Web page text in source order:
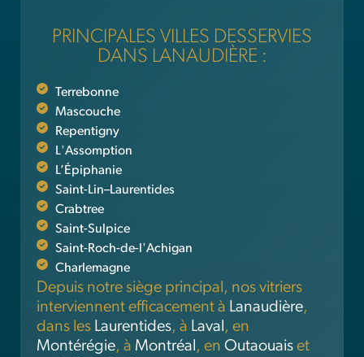
PRINCIPALES VILLES DESSERVIES
DANS LANAUDIÈRE :
Terrebonne
Mascouche
Repentigny
L'Assomption
L’Épiphanie
Saint-Lin–Laurentides
Crabtree
Saint-Sulpice
Saint-Roch-de-l'Achigan
Charlemagne
Depuis notre siège principal, nos vitriers
interviennent efficacement à Lanaudière,
dans les Laurentides, à Laval, en
Montérégie, à Montréal, en Outaouais et